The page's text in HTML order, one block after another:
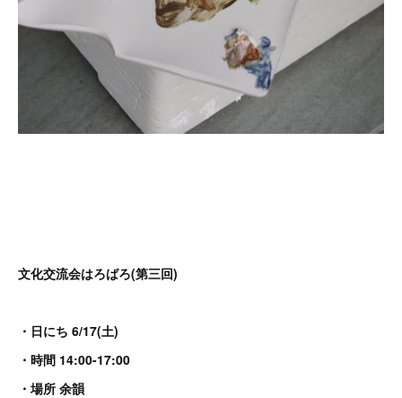
文化交流会はろばろ(第三回)
・日にち 6/17(土)
・時間 14:00-17:00
・場所 余韻